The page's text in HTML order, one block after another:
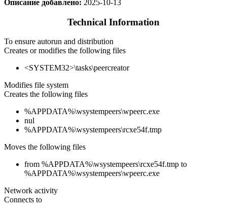
Описание добавлено: 2025-10-13
Technical Information
To ensure autorun and distribution
Creates or modifies the following files
<SYSTEM32>\tasks\peercreator
Modifies file system
Creates the following files
%APPDATA%\wsystempeers\wpeerc.exe
nul
%APPDATA%\wsystempeers\rcxe54f.tmp
Moves the following files
from %APPDATA%\wsystempeers\rcxe54f.tmp to
%APPDATA%\wsystempeers\wpeerc.exe
Network activity
Connects to